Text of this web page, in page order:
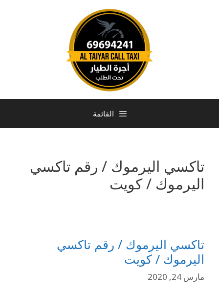
القائمة
تاكسي اليرموك / رقم تاكسي
اليرموك / كويت
تاكسي اليرموك / رقم تاكسي
اليرموك / كويت
مارس 24, 2020